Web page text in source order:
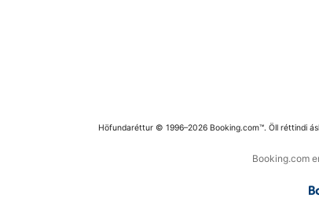
Höfundaréttur © 1996–2026 Booking.com™. Öll réttindi
Booking.com